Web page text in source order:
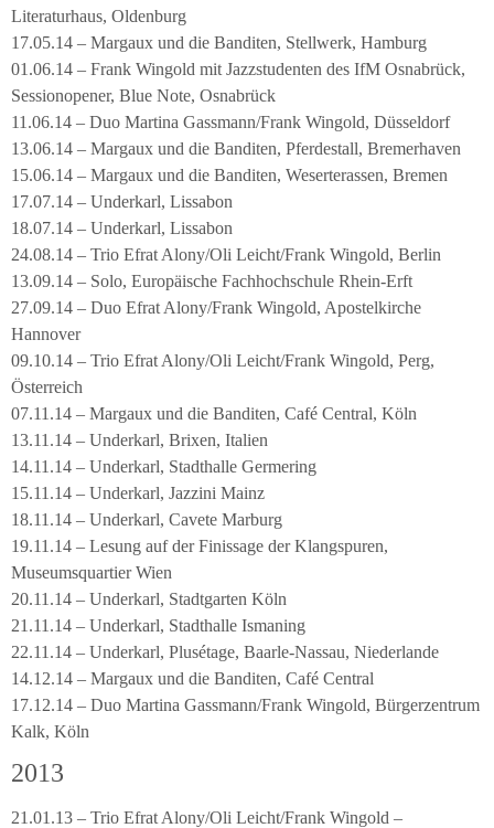
Literaturhaus, Oldenburg
17.05.14 – Margaux und die Banditen, Stellwerk, Hamburg
01.06.14 – Frank Wingold mit Jazzstudenten des IfM Osnabrück,
Sessionopener, Blue Note, Osnabrück
11.06.14 – Duo Martina Gassmann/Frank Wingold, Düsseldorf
13.06.14 – Margaux und die Banditen, Pferdestall, Bremerhaven
15.06.14 – Margaux und die Banditen, Weserterassen, Bremen
17.07.14 – Underkarl, Lissabon
18.07.14 – Underkarl, Lissabon
24.08.14 – Trio Efrat Alony/Oli Leicht/Frank Wingold, Berlin
13.09.14 – Solo, Europäische Fachhochschule Rhein-Erft
27.09.14 – Duo Efrat Alony/Frank Wingold, Apostelkirche
Hannover
09.10.14 – Trio Efrat Alony/Oli Leicht/Frank Wingold, Perg,
Österreich
07.11.14 – Margaux und die Banditen, Café Central, Köln
13.11.14 – Underkarl, Brixen, Italien
14.11.14 – Underkarl, Stadthalle Germering
15.11.14 – Underkarl, Jazzini Mainz
18.11.14 – Underkarl, Cavete Marburg
19.11.14 – Lesung auf der Finissage der Klangspuren,
Museumsquartier Wien
20.11.14 – Underkarl, Stadtgarten Köln
21.11.14 – Underkarl, Stadthalle Ismaning
22.11.14 – Underkarl, Plusétage, Baarle-Nassau, Niederlande
14.12.14 – Margaux und die Banditen, Café Central
17.12.14 – Duo Martina Gassmann/Frank Wingold, Bürgerzentrum
Kalk, Köln
2013
21.01.13 – Trio Efrat Alony/Oli Leicht/Frank Wingold –